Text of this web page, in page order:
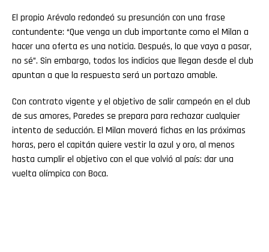
El propio Arévalo redondeó su presunción con una frase
contundente: “Que venga un club importante como el Milan a
hacer una oferta es una noticia. Después, lo que vaya a pasar,
no sé”. Sin embargo, todos los indicios que llegan desde el club
apuntan a que la respuesta será un portazo amable.
Con contrato vigente y el objetivo de salir campeón en el club
de sus amores, Paredes se prepara para rechazar cualquier
intento de seducción. El Milan moverá fichas en las próximas
horas, pero el capitán quiere vestir la azul y oro, al menos
hasta cumplir el objetivo con el que volvió al país: dar una
vuelta olímpica con Boca.